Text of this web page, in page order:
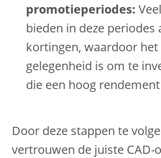
promotieperiodes:
bieden in deze periodes
kortingen, waardoor
gelegenheid is om te
die een hoog
Door deze stappen te
vertrouwen de juiste CAD-